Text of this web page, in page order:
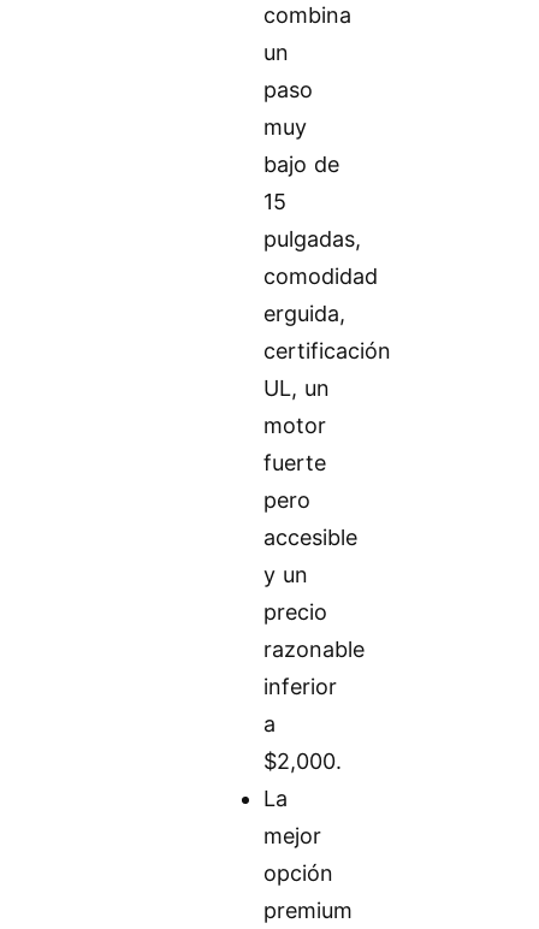
combina
un
paso
muy
bajo de
15
pulgadas,
comodidad
erguida,
certificación
UL, un
motor
fuerte
pero
accesible
y un
precio
razonable
inferior
a
$2,000.
La
mejor
opción
premium